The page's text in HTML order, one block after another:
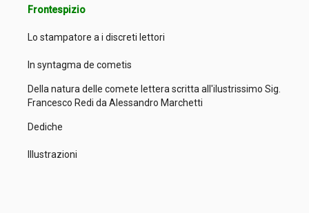
Frontespizio
Lo stampatore a i discreti lettori
In syntagma de cometis
Della natura delle comete lettera scritta all'ilustrissimo Sig.
Francesco Redi da Alessandro Marchetti
Dediche
Illustrazioni